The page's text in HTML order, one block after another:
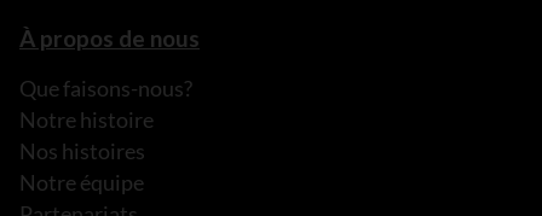
À propos de nous
Que faisons-nous?
Notre histoire
Nos histoires
Notre équipe